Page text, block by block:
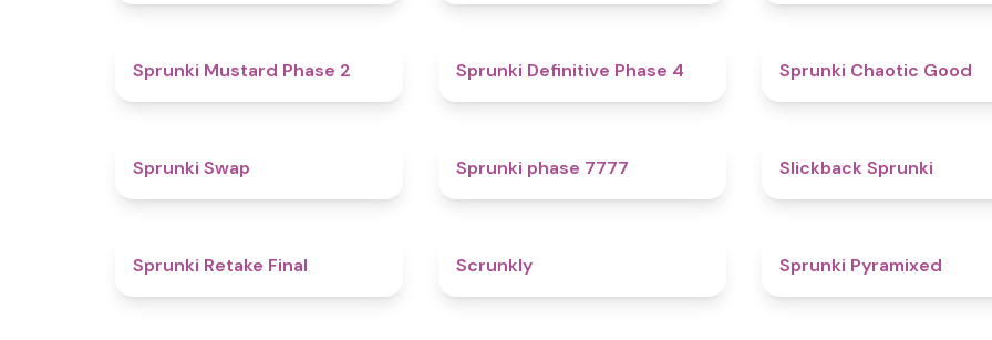
Sprunki Mustard Phase 2 Sprunki Definitive Phase 4 Sprunki Chaotic Good
Sprunki Swap Sprunki phase 7777 Slickback Sprunki
Sprunki Retake Final Scrunkly Sprunki Pyramixed